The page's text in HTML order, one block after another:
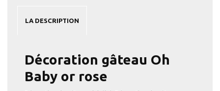
LA DESCRIPTION
Décoration gâteau Oh
Baby or rose